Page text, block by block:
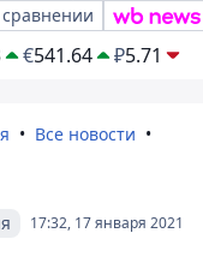
€541.64 ₽5.71
Все новости
17:32, 17 января 2021